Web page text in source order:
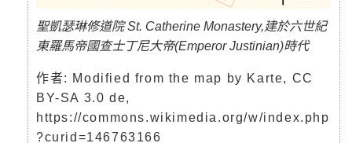
聖凱瑟琳修道院 St. Catherine Monastery,建於六世紀
東羅馬帝國查士丁尼大帝(Emperor Justinian)時代
作者: Modified from the map by Karte, CC
BY-SA 3.0 de,
https://commons.wikimedia.org/w/index.php
?curid=146763166